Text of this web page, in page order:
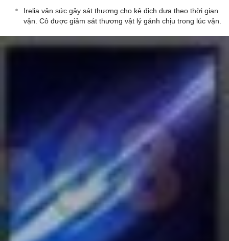
Irelia vận sức gây sát thương cho kẻ địch dựa theo thời gian
vận. Cô được giảm sát thương vật lý gánh chịu trong lúc vận.